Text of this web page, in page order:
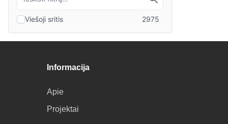
Informacija
Apie
Projektai